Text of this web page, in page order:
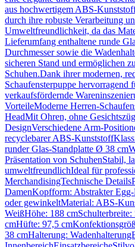
aus hochwertigem ABS-
durch ihre robuste Verarbeitung
Umweltfreundlichkeit, da das
Lieferumfang enthaltene runde
Durchmesser sowie die
sicheren Stand und ermöglichen
Schuhen.Dank ihrer modernen,
Schaufensterpuppe hervorragend
verkaufsfördernde
VorteileModerne Herren-
HeadMit Ohren, ohne
DesignVerschiedene Arm-
recyclebarer ABS-
runder Glas-Standplatte Ø 38
Präsentation von SchuhenStabil,
umweltfreundlichIdeal für
MerchandisingTechnische
DamenKopfform: Abstrakter
oder gewinkeltMaterial: ABS-
WeißHöhe: 188
cmHüfte: 97,5
38 cmHalterung: